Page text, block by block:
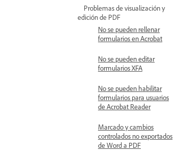
Problemas de visualización y
edición de PDF
No se pueden rellenar
formularios en Acrobat
No se pueden editar
formularios XFA
No se pueden habilitar
formularios para usuarios
de Acrobat Reader
Marcado y cambios
controlados no exportados
de Word a PDF